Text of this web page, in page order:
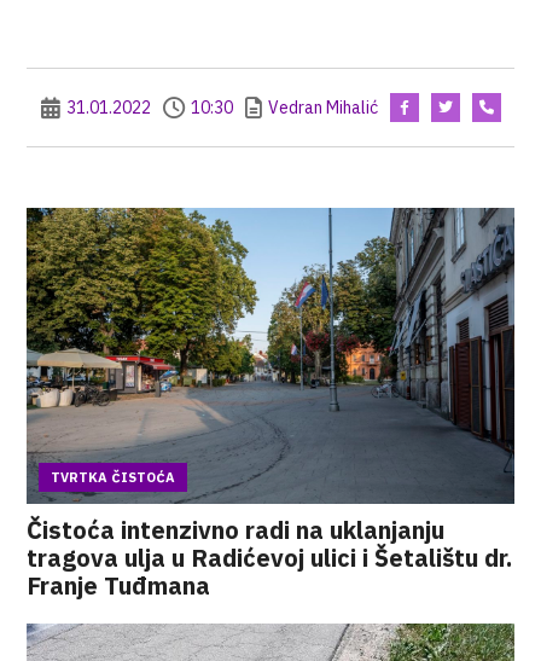
31.01.2022 10:30 Vedran Mihalić
TVRTKA ČISTOĆA
Čistoća intenzivno radi na uklanjanju
tragova ulja u Radićevoj ulici i Šetalištu dr.
Franje Tuđmana